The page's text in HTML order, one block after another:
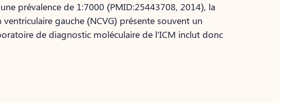
prévalence de 1:7000 (PMID:25443708, 2014), la
gauche (NCVG) présente souvent un
de diagnostic moléculaire de l'ICM inclut donc